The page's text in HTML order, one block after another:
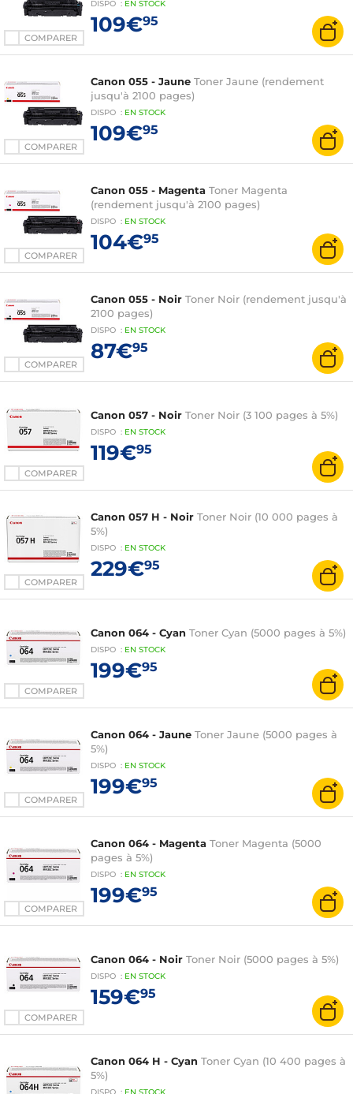
COMPARER
DISPO : EN STOCK
109€95
COMPARER
Canon 055 - Jaune Toner Jaune (rendement
jusqu'à 2100 pages)
DISPO : EN STOCK
109€95
COMPARER
Canon 055 - Magenta Toner Magenta
(rendement jusqu'à 2100 pages)
DISPO : EN STOCK
104€95
COMPARER
Canon 055 - Noir Toner Noir (rendement jusqu'à
2100 pages)
DISPO : EN STOCK
87€95
COMPARER
Canon 057 - Noir Toner Noir (3 100 pages à 5%)
DISPO : EN STOCK
119€95
COMPARER
Canon 057 H - Noir Toner Noir (10 000 pages à
5%)
DISPO : EN STOCK
229€95
COMPARER
Canon 064 - Cyan Toner Cyan (5000 pages à 5%)
DISPO : EN STOCK
199€95
COMPARER
Canon 064 - Jaune Toner Jaune (5000 pages à
5%)
DISPO : EN STOCK
199€95
COMPARER
Canon 064 - Magenta Toner Magenta (5000
pages à 5%)
DISPO : EN STOCK
199€95
COMPARER
Canon 064 - Noir Toner Noir (5000 pages à 5%)
DISPO : EN STOCK
159€95
Canon 064 H - Cyan Toner Cyan (10 400 pages à
5%)